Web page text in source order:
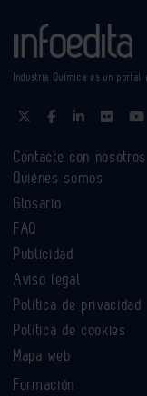
Industria Química es un portal
Contacte con nosotros
Quiénes somos
Glosario
FAQ
Publicidad
Aviso legal
Política de privacidad
Política de cookies
Mapa web
Formación